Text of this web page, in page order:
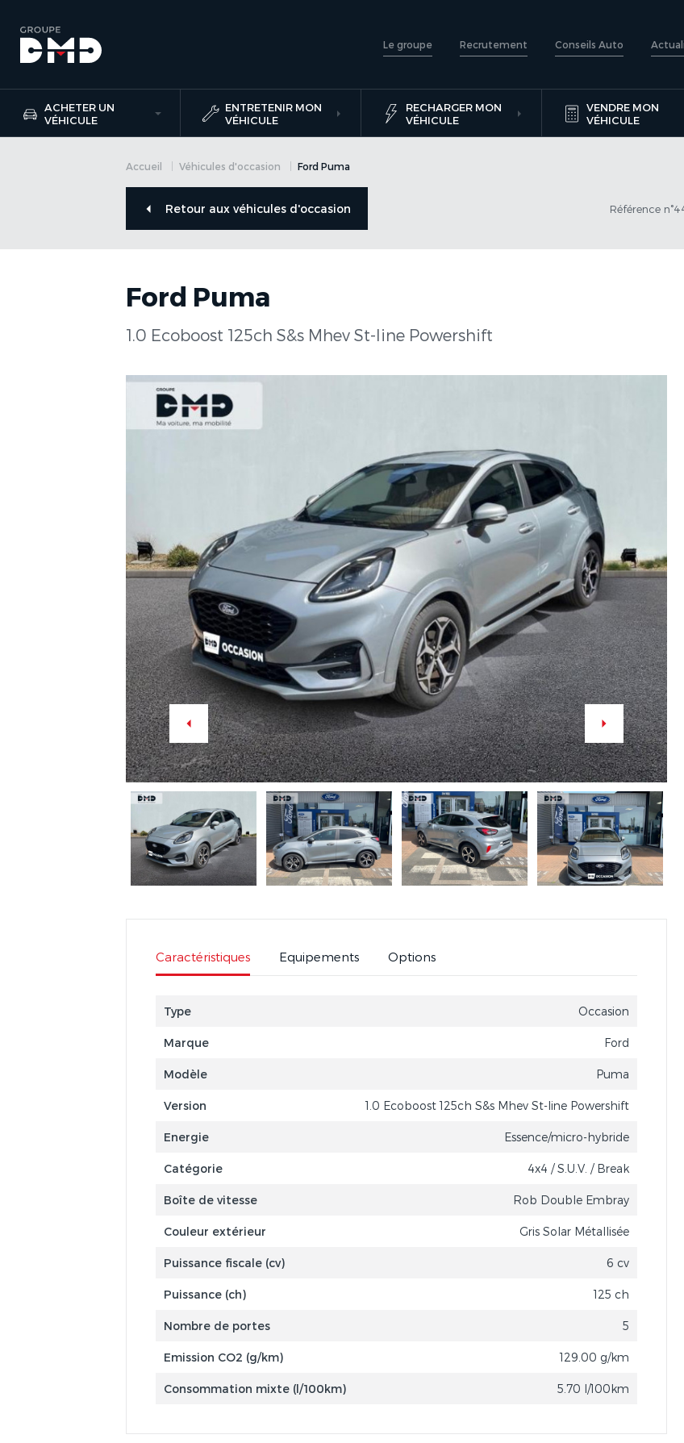
Le groupe Recrutement Conseils Auto
ACHETER UN
VÉHICULE
ENTRETENIR MON
VÉHICULE
RECHARGER MON
VÉHICULE
VENDRE MON
VÉHICULE
Accueil Véhicules d'occasion Ford Puma
Retour aux véhicules d'occasion Référence
Ford Puma
1.0 Ecoboost 125ch S&s Mhev St-line Powershift
Caractéristiques Equipements Options
Type Occasion
Marque Ford
Modèle Puma
Version 1.0 Ecoboost 125ch S&s Mhev St-line Powershift
Energie Essence/micro-hybride
Catégorie 4x4 / S.U.V. / Break
Boîte de vitesse Rob Double Embray
Couleur extérieur Gris Solar Métallisée
Puissance fiscale (cv) 6 cv
Puissance (ch) 125 ch
Nombre de portes 5
Emission CO2 (g/km) 129.00 g/km
Consommation mixte (l/100km) 5.70 l/100km